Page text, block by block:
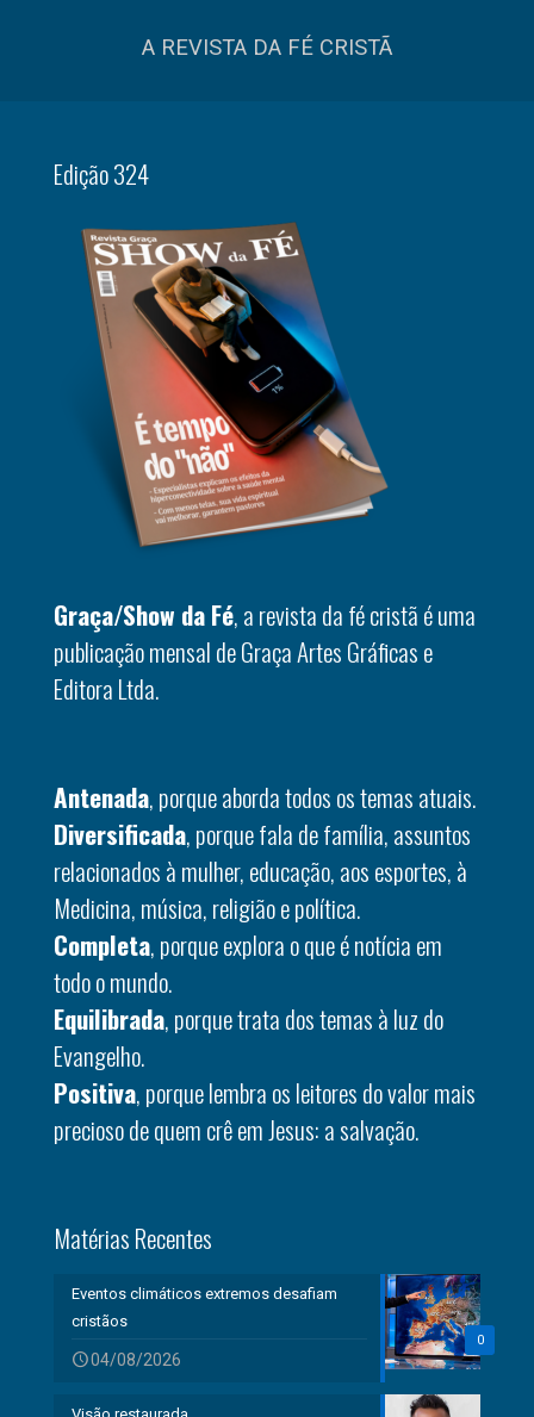
A REVISTA DA FÉ CRISTÃ
Edição 324
Graça/Show da Fé, a revista da fé cristã é uma
publicação mensal de Graça Artes Gráficas e
Editora Ltda.
Antenada, porque aborda todos os temas atuais.
Diversificada, porque fala de família, assuntos
relacionados à mulher, educação, aos esportes, à
Medicina, música, religião e política.
Completa, porque explora o que é notícia em
todo o mundo.
Equilibrada, porque trata dos temas à luz do
Evangelho.
Positiva, porque lembra os leitores do valor mais
precioso de quem crê em Jesus: a salvação.
Matérias Recentes
0
Eventos climáticos extremos desafiam
cristãos
04/08/2026